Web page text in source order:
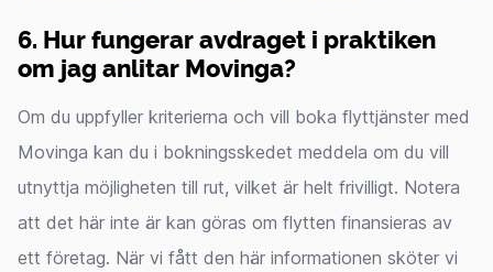
6. Hur fungerar avdraget i praktiken
om jag anlitar Movinga?
Om du uppfyller kriterierna och vill boka flyttjänster med
Movinga kan du i bokningsskedet meddela om du vill
utnyttja möjligheten till rut, vilket är helt frivilligt. Notera
att det här inte är kan göras om flytten finansieras av
ett företag. När vi fått den här informationen sköter vi